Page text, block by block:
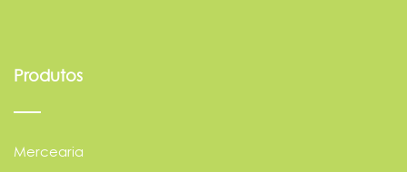
Produtos
Mercearia